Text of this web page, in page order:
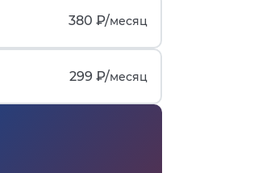
380 ₽/месяц
299 ₽/месяц